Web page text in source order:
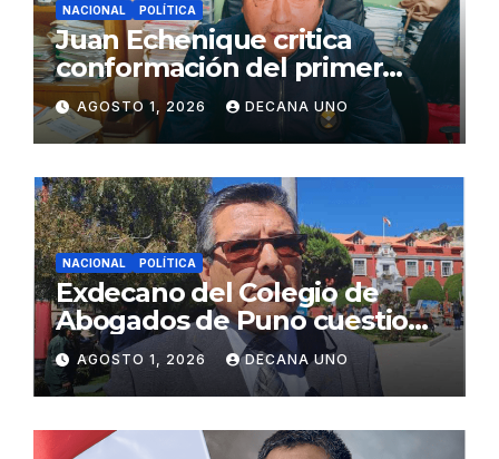
NACIONAL POLÍTICA
Juan Echenique critica
conformación del primer
gabinete ministerial de Keiko
Fujimori
AGOSTO 1, 2026 DECANA UNO
NACIONAL POLÍTICA
Exdecano del Colegio de
Abogados de Puno cuestiona
propuestas sobre seguridad
ciudadana
AGOSTO 1, 2026 DECANA UNO